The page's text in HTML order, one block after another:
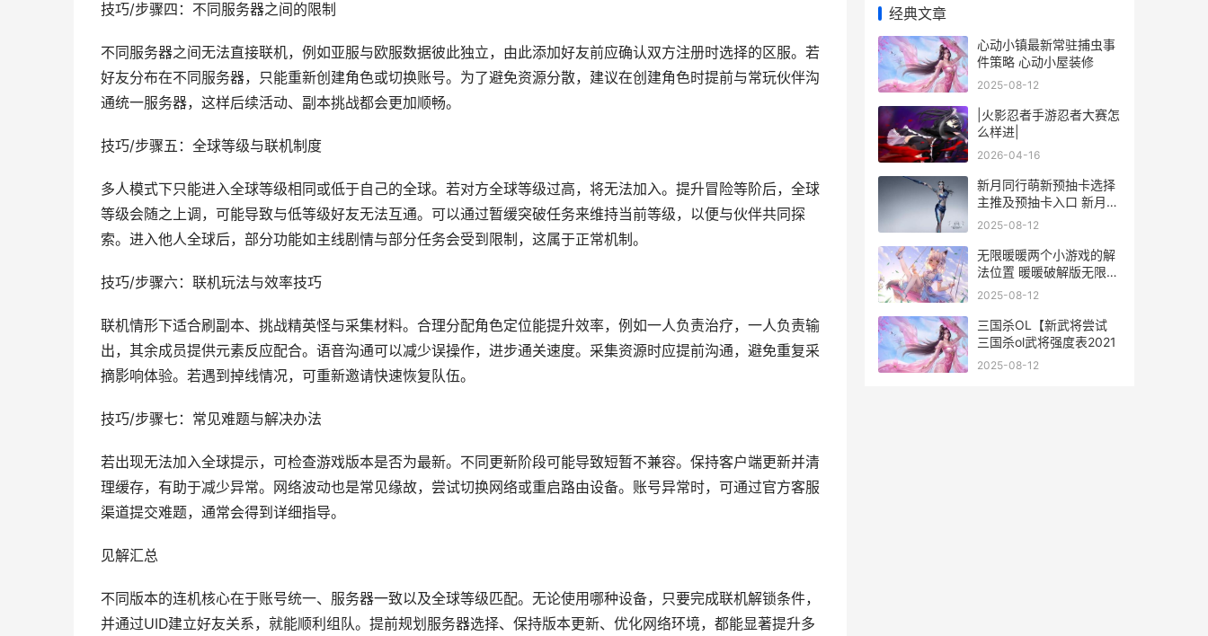
技巧/步骤四：不同服务器之间的限制
不同服务器之间无法直接联机，例如亚服与欧服数据彼此独立，由此添加好友前应确认双方注册时选择的区服。若
好友分布在不同服务器，只能重新创建角色或切换账号。为了避免资源分散，建议在创建角色时提前与常玩伙伴沟
通统一服务器，这样后续活动、副本挑战都会更加顺畅。
技巧/步骤五：全球等级与联机制度
多人模式下只能进入全球等级相同或低于自己的全球。若对方全球等级过高，将无法加入。提升冒险等阶后，全球
等级会随之上调，可能导致与低等级好友无法互通。可以通过暂缓突破任务来维持当前等级，以便与伙伴共同探
索。进入他人全球后，部分功能如主线剧情与部分任务会受到限制，这属于正常机制。
技巧/步骤六：联机玩法与效率技巧
联机情形下适合刷副本、挑战精英怪与采集材料。合理分配角色定位能提升效率，例如一人负责治疗，一人负责输
出，其余成员提供元素反应配合。语音沟通可以减少误操作，进步通关速度。采集资源时应提前沟通，避免重复采
摘影响体验。若遇到掉线情况，可重新邀请快速恢复队伍。
技巧/步骤七：常见难题与解决办法
若出现无法加入全球提示，可检查游戏版本是否为最新。不同更新阶段可能导致短暂不兼容。保持客户端更新并清
理缓存，有助于减少异常。网络波动也是常见缘故，尝试切换网络或重启路由设备。账号异常时，可通过官方客服
渠道提交难题，通常会得到详细指导。
见解汇总
不同版本的连机核心在于账号统一、服务器一致以及全球等级匹配。无论使用哪种设备，只要完成联机解锁条件，
并通过UID建立好友关系，就能顺利组队。提前规划服务器选择、保持版本更新、优化网络环境，都能显著提升多
经典文章
心动小镇最新常驻捕虫事
件策略 心动小屋装修
2025-08-12
|火影忍者手游忍者大赛怎
么样进|
2026-04-16
新月同行萌新预抽卡选择
主推及预抽卡入口 新月新
月
2025-08-12
无限暖暖两个小游戏的解
法位置 暖暖破解版无限体
力金币钻石
2025-08-12
三国杀OL【新武将尝试
三国杀ol武将强度表2021
2025-08-12